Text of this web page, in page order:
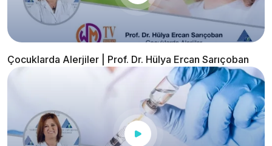
Çocuklarda Alerjiler | Prof. Dr. Hülya Ercan Sarıçoban